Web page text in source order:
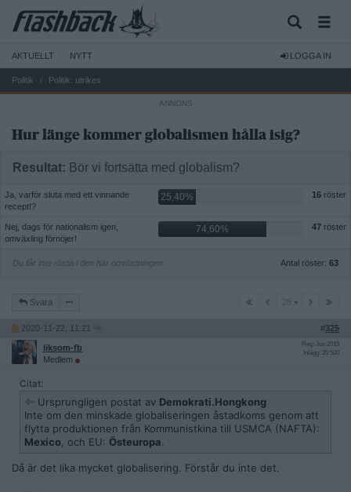
AKTUELLT NYTT LOGGA IN
Politik Politik: utrikes
Hur länge kommer globalismen hålla isig?
Resultat: Bör vi fortsätta med globalism?
Ja, varför sluta med ett vinnande
recept!?
25,40% 16 röster
Nej, dags för nationalism igen,
omväxling förnöjer!
74,60% 47 röster
Antal röster: 63
Du får inte rösta i den här omröstningen.
Svara
2020-11-22, 11:21 #325
liksom-fb
Medlem
Reg: Jun 2019
Inlägg: 20 520
Citat:
Ursprungligen postat av Demokrati.Hongkong
Inte om den minskade globaliseringen åstadkoms genom att
flytta produktionen från Kommunistkina till USMCA (NAFTA):
Mexico , och EU: Östeuropa
Då är det lika mycket globalisering. Förstår du inte det.